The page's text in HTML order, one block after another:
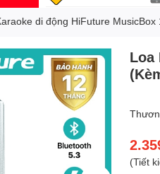
di động HiFuture
Loa
(Tiết